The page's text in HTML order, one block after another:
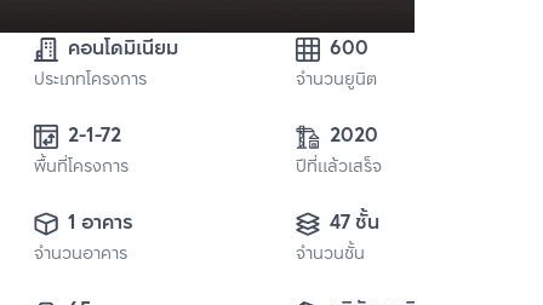
คอนโดมิเนียม
ประเภทโครงการ
600
จำนวนยูนิต
2-1-72
พื้นที่โครงการ
2020
ปีที่แล้วเสร็จ
1 อาคาร
จำนวนอาคาร
47 ชั้น
จำนวนชั้น